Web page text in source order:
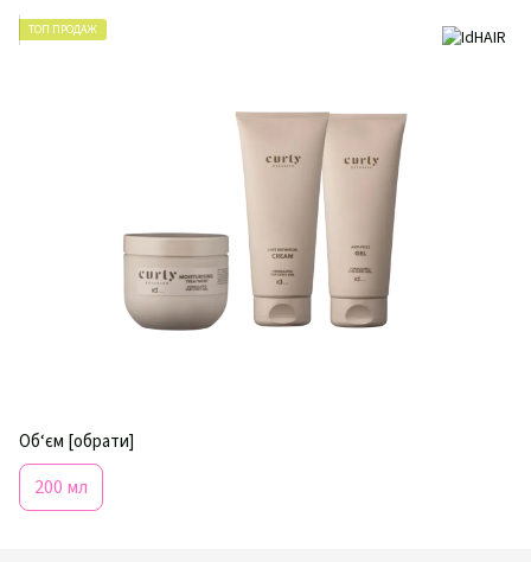
ТОП ПРОДАЖ
Об‘єм [обрати]
200 мл